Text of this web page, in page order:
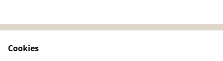
Cookies